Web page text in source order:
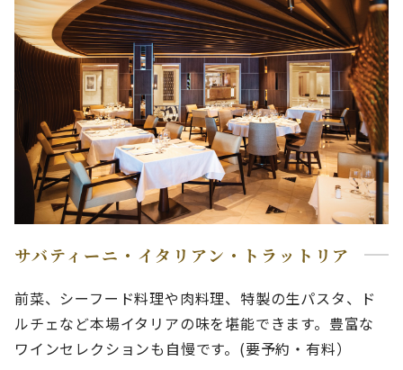
サバティーニ・イタリアン・トラットリア
前菜、シーフード料理や肉料理、特製の生パスタ、ド
ルチェなど本場イタリアの味を堪能できます。豊富な
ワインセレクションも自慢です。(要予約・有料）